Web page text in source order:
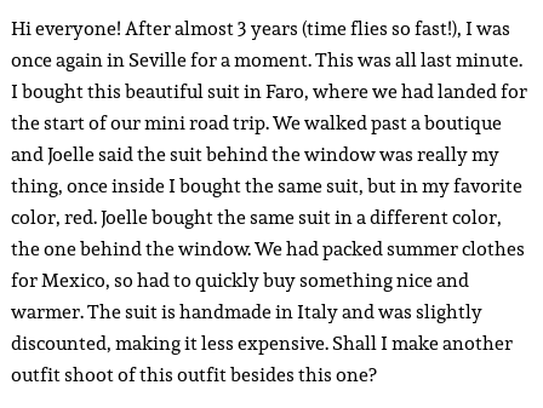
Hi everyone! After almost 3 years (time flies so fast!), I was
once again in Seville for a moment. This was all last minute.
I bought this beautiful suit in Faro, where we had landed for
the start of our mini road trip. We walked past a boutique
and Joelle said the suit behind the window was really my
thing, once inside I bought the same suit, but in my favorite
color, red. Joelle bought the same suit in a different color,
the one behind the window. We had packed summer clothes
for Mexico, so had to quickly buy something nice and
warmer. The suit is handmade in Italy and was slightly
discounted, making it less expensive. Shall I make another
outfit shoot of this outfit besides this one?